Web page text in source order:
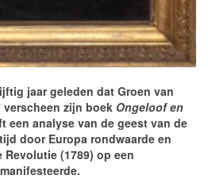
jaar geleden dat Groen van
verscheen zijn boek Ongeloof en
een analyse van de geest van de
door Europa rondwaarde en
(1789) op een